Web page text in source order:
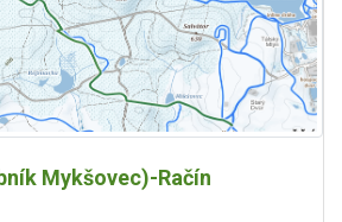
Mykšovec)-Račín